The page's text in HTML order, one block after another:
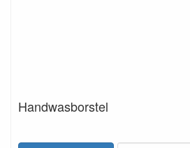
Handwasborstel